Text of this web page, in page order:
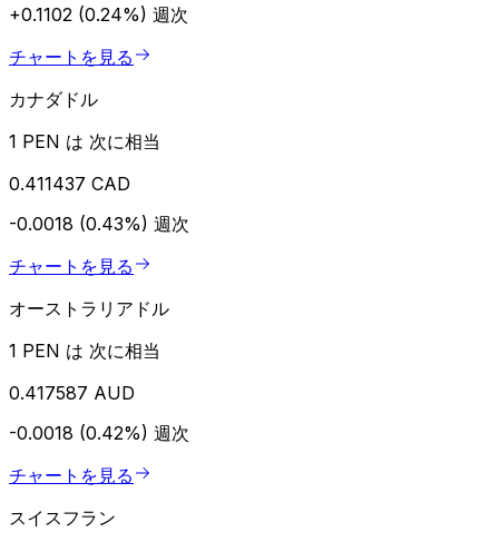
+0.1102 (0.24%) 週次
チャートを見る
カナダドル
1 PEN は 次に相当
0.411437 CAD
-0.0018 (0.43%) 週次
チャートを見る
オーストラリアドル
1 PEN は 次に相当
0.417587 AUD
-0.0018 (0.42%) 週次
チャートを見る
スイスフラン